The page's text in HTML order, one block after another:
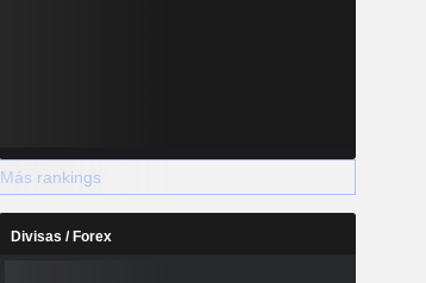
Más rankings
Divisas / Forex